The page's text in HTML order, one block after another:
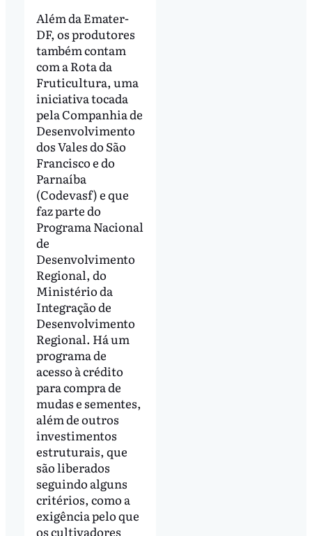
Além da Emater-
DF, os produtores
também contam
com a Rota da
Fruticultura, uma
iniciativa tocada
pela Companhia de
Desenvolvimento
dos Vales do São
Francisco e do
Parnaíba
(Codevasf) e que
faz parte do
Programa Nacional
de
Desenvolvimento
Regional, do
Ministério da
Integração de
Desenvolvimento
Regional. Há um
programa de
acesso à crédito
para compra de
mudas e sementes,
além de outros
investimentos
estruturais, que
são liberados
seguindo alguns
critérios, como a
exigência pelo que
os cultivadores